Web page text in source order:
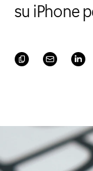
su iPhone